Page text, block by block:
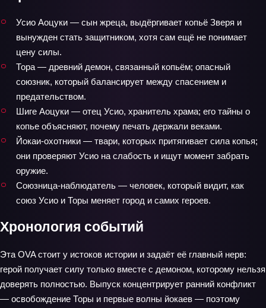
Усио Аоцуки — сын жреца, выдёргивает копьё Зверя и
вынужден стать защитником, хотя сам ещё не понимает
цену силы.
Тора — древний демон, связанный копьём; опасный
союзник, который балансирует между спасением и
предательством.
Шиге Аоцуки — отец Усио, хранитель храма; его тайны о
копье объясняют, почему печать держали веками.
Йокаи‑охотники — твари, которых притягивает сила копья;
они проверяют Усио на слабость и ищут момент забрать
оружие.
Союзница‑наблюдатель — человек, который видит, как
союз Усио и Торы меняет город и самих героев.
Хронология событий
Эта OVA стоит у истоков истории и задаёт её главный нерв:
герой получает силу только вместе с демоном, которому нельзя
доверять полностью. Выпуск концентрирует ранний конфликт
— освобождение Торы и первые волны йокаев — поэтому